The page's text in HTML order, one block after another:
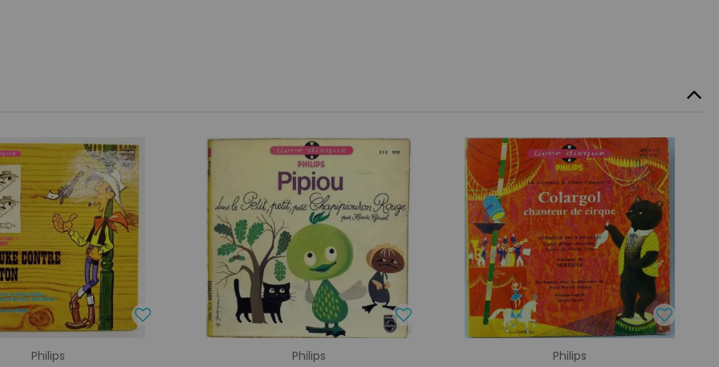
Philips
Philips
Philips